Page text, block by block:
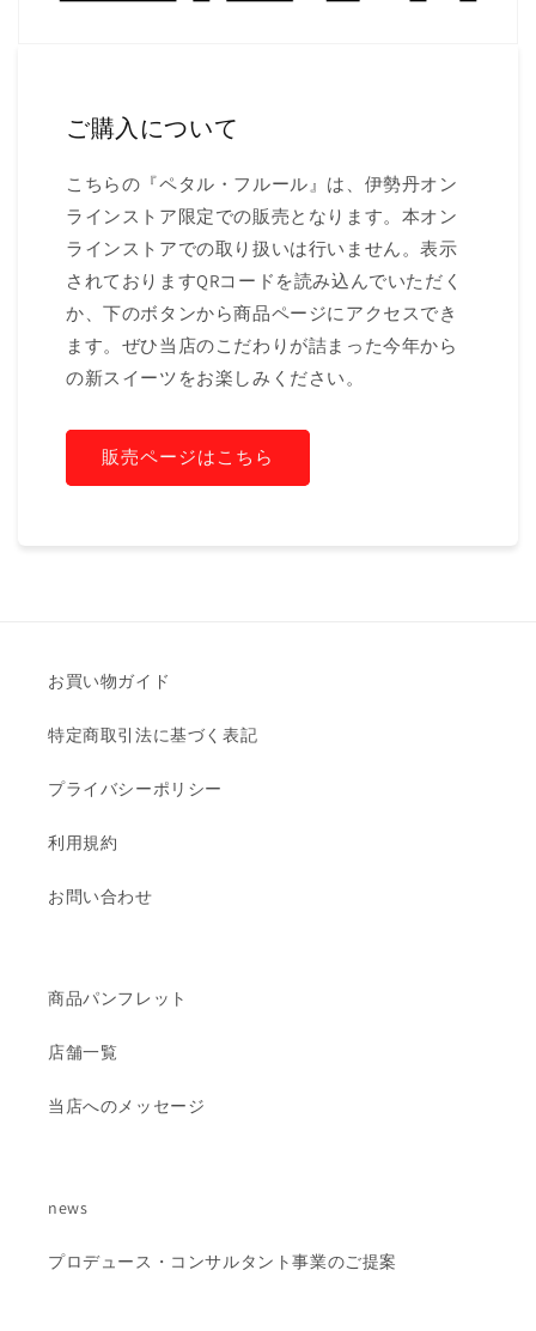
ご購入について
こちらの『ペタル・フルール』は、伊勢丹オン
ラインストア限定での販売となります。本オン
ラインストアでの取り扱いは行いません。表示
されておりますQRコードを読み込んでいただく
か、下のボタンから商品ページにアクセスでき
ます。ぜひ当店のこだわりが詰まった今年から
の新スイーツをお楽しみください。
販売ページはこちら
お買い物ガイド
特定商取引法に基づく表記
プライバシーポリシー
利用規約
お問い合わせ
商品パンフレット
店舗一覧
当店へのメッセージ
news
プロデュース・コンサルタント事業のご提案